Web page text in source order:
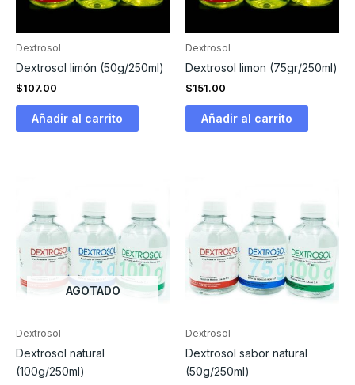
Dextrosol
Dextrosol limón (50g/250ml)
$107.00
Añadir al carrito
Dextrosol
Dextrosol limon (75gr/250ml)
$151.00
Añadir al carrito
AGOTADO
Dextrosol
Dextrosol natural
(100g/250ml)
Dextrosol
Dextrosol sabor natural
(50g/250ml)